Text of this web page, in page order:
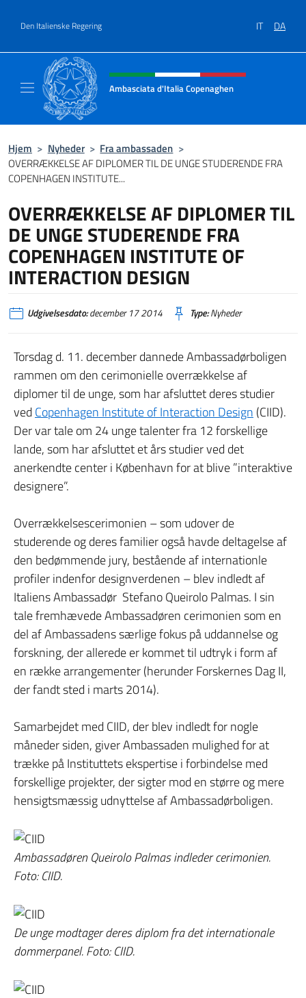
Den Italienske Regering IT DA
Hjemmesidehoved, sociale
Ambasciata d'Italia Copenaghen
Hjem > Nyheder > Fra ambassaden >
OVERRÆKKELSE AF DIPLOMER TIL DE UNGE STUDERENDE FRA
COPENHAGEN INSTITUTE...
OVERRÆKKELSE AF DIPLOMER TIL
DE UNGE STUDERENDE FRA
COPENHAGEN INSTITUTE OF
INTERACTION DESIGN
Udgivelsesdato:december 17 2014 Type:Nyheder
Torsdag d. 11. december dannede Ambassadørboligen
rammen om den cerimonielle overrækkelse af
diplomer til de unge, som har afsluttet deres studier
ved Copenhagen Institute of Interaction Design (CIID).
Der var tale om 24 unge talenter fra 12 forskellige
lande, som har afsluttet et års studier ved det
anerkendte center i København for at blive ”interaktive
designere”.
Overrækkelsescerimonien – som udover de
studerende og deres familier også havde deltagelse af
den bedømmende jury, bestående af internationle
profiler indenfor designverdenen – blev indledt af
Italiens Ambassadør Stefano Queirolo Palmas. I sin
tale fremhævede Ambassadøren cerimonien som en
del af Ambassadens særlige fokus på uddannelse og
forskning, der allerede er kommet til udtryk i form af
en række arrangementer (herunder Forskernes Dag II,
der fandt sted i marts 2014).
Samarbejdet med CIID, der blev indledt for nogle
måneder siden, giver Ambassaden mulighed for at
trække på Instituttets ekspertise i forbindelse med
forskellige projekter, der sigter mod en større og mere
hensigtsmæssig udnyttelse af Ambassadørboligen.
Ambassadøren Queirolo Palmas indleder cerimonien.
Foto: CIID.
De unge modtager deres diplom fra det internationale
dommerpanel. Foto: CIID.